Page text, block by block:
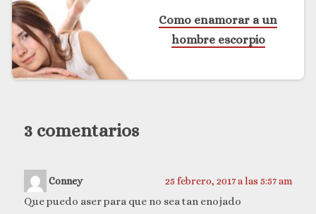
Como enamorar a un
hombre escorpio
3 comentarios
Conney 25 febrero, 2017 a las 5:57 am
Que puedo aser para que no sea tan enojado